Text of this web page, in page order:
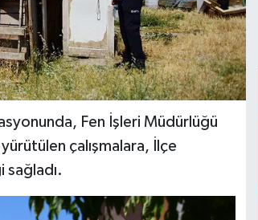
Fen İşleri Müdürlüğü
çalışmalara, İlçe
sağladı.